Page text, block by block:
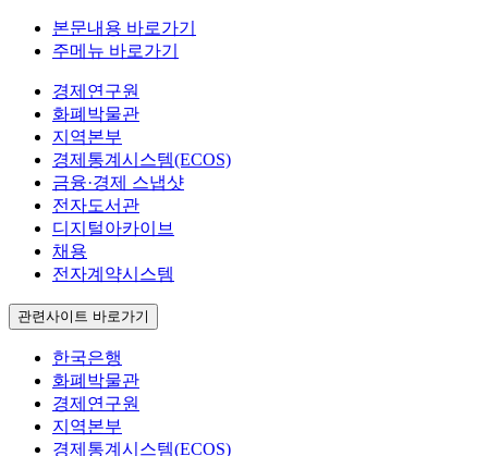
본문내용 바로가기
주메뉴 바로가기
경제연구원
화폐박물관
지역본부
경제통계시스템(ECOS)
금융·경제 스냅샷
전자도서관
디지털아카이브
채용
전자계약시스템
관련사이트 바로가기
한국은행
화폐박물관
경제연구원
지역본부
경제통계시스템(ECOS)